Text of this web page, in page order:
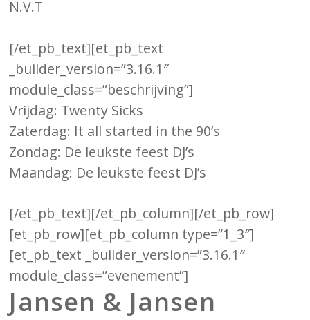
N.V.T
[/et_pb_text][et_pb_text
_builder_version=”3.16.1″
module_class=”beschrijving”]
Vrijdag: Twenty Sicks
Zaterdag: It all started in the 90’s
Zondag: De leukste feest DJ’s
Maandag: De leukste feest DJ’s
[/et_pb_text][/et_pb_column][/et_pb_row]
[et_pb_row][et_pb_column type=”1_3″]
[et_pb_text _builder_version=”3.16.1″
module_class=”evenement”]
Jansen & Jansen